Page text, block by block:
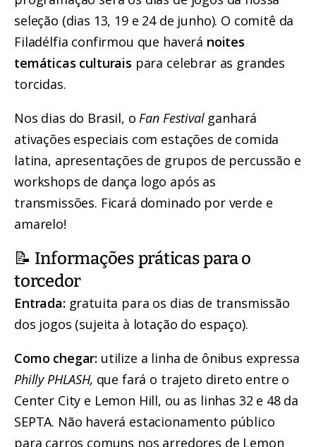
seleção (dias 13, 19 e 24 de junho). O comitê da
Filadélfia confirmou que haverá noites
temáticas culturais para celebrar as grandes
torcidas.
Nos dias do Brasil, oFan Festivalganhará
ativações especiais com estações de comida
latina, apresentações de grupos de percussão e
workshops de dança logo após as
transmissões. Ficará dominado por verde e
amarelo!
📝 Informações práticas para o
torcedor
Entrada:gratuita para os dias de transmissão
dos jogos (sujeita à lotação do espaço).
Como chegar: utilize a linha de ônibus expressa
Philly PHLASH, que fará o trajeto direto entre o
Center City e Lemon Hill, ou as linhas 32 e 48 da
SEPTA. Não haverá estacionamento público
para carros comuns nos arredores de Lemon